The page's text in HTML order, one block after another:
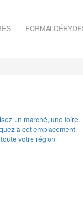
un marché, une foire.
à cet emplacement
votre région